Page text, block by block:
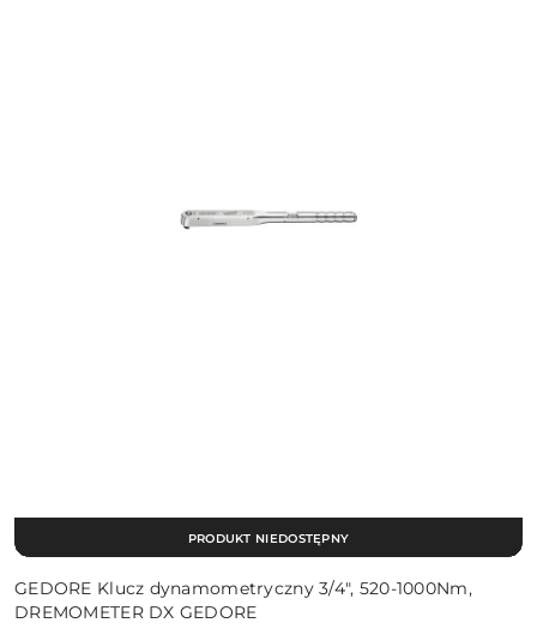
GEDORE Klucz dynamometryczny 3/4", 520-1000Nm,
DREMOMETER DX GEDORE
PRODUKT NIEDOSTĘPNY